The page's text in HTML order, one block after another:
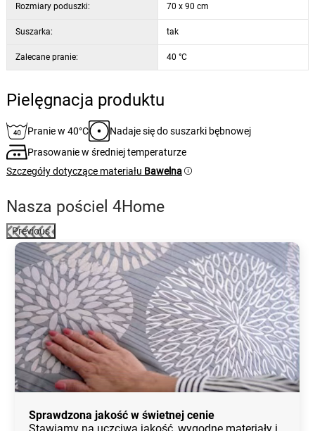
Rozmiary poduszki: 70 x 90 cm
Suszarka: tak
Zalecane pranie: 40 °C
Pielęgnacja produktu
Pranie w 40°C
Nadaje się do suszarki bębnowej
Prasowanie w średniej temperaturze
Szczegóły dotyczące materiału Bawelna
Nasza pościel 4Home
Previous
Sprawdzona jakość w świetnej cenie
Stawiamy na uczciwą jakość, wygodne materiały i